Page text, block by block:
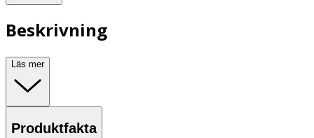
Beskrivning
Läs mer
Produktfakta